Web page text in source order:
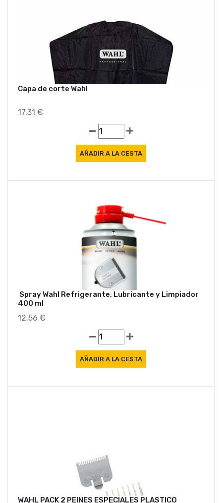
Capa de corte Wahl
17.31 €
Spray Wahl Refrigerante, Lubricante y Limpiador
400 ml
12.56 €
WAHL PACK 2 PEINES ESPECIALES PLASTICO